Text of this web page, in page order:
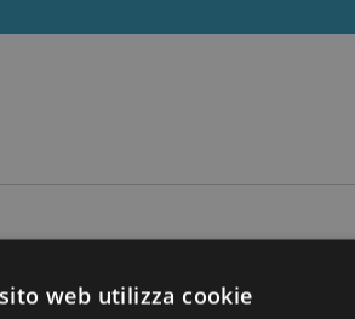
web utilizza cookie